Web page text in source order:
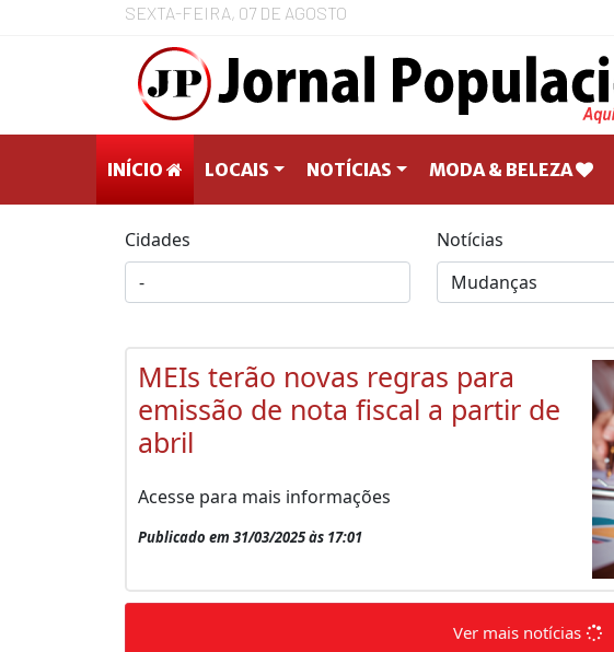
SEXTA-FEIRA, 07 DE AGOSTO
INÍCIO LOCAIS NOTÍCIAS MODA & BELEZA
Cidades Notícias
MEIs terão novas regras para
emissão de nota fiscal a partir de
abril
Acesse para mais informações
Publicado em 31/03/2025 às 17:01
Ver mais notícias